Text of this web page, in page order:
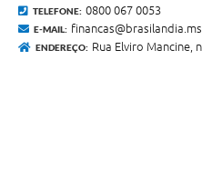
TELEFONE: 0800 067 0053
E-MAIL:
ENDEREÇO: Rua Elviro Mancine,